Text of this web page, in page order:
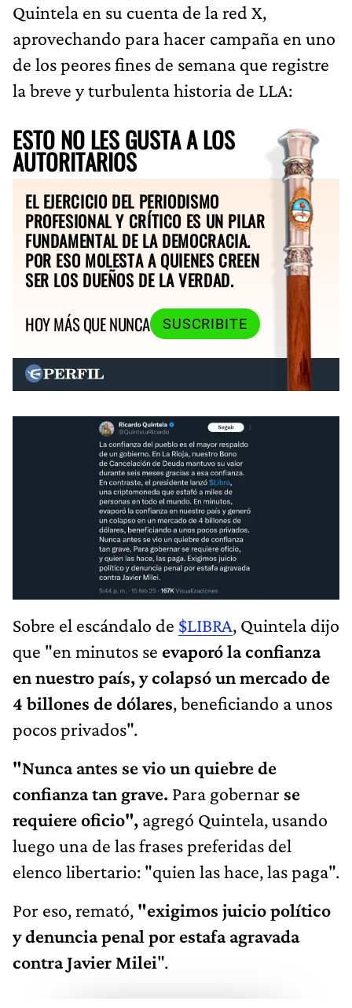
Quintela en su cuenta de la red X,
aprovechando para hacer campaña en uno
de los peores fines de semana que registre
la breve y turbulenta historia de LLA:
ESTO NO LES GUSTA A LOS
AUTORITARIOS
EL EJERCICIO DEL PERIODISMO
PROFESIONAL Y CRÍTICO ES UN PILAR
FUNDAMENTAL DE LA DEMOCRACIA.
POR ESO MOLESTA A QUIENES CREEN
SER LOS DUEÑOS DE LA VERDAD.
HOY MÁS QUE NUNCA
SUSCRIBITE
Sobre el escándalo de $LIBRA, Quintela dijo
que "en minutos se evaporó la confianza
en nuestro país, y colapsó un mercado de
4 billones de dólares, beneficiando a unos
pocos privados".
"Nunca antes se vio un quiebre de
confianza tan grave. Para gobernar se
requiere oficio", agregó Quintela, usando
luego una de las frases preferidas del
elenco libertario: "quien las hace, las paga".
Por eso, remató, "exigimos juicio político
y denuncia penal por estafa agravada
contra Javier Milei".